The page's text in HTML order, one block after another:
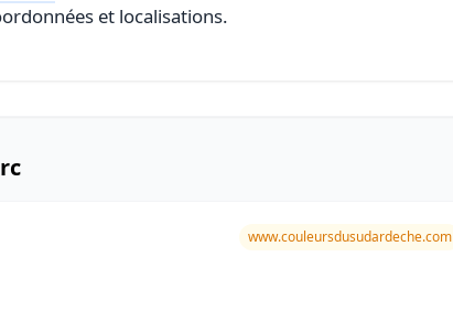
et localisations.
www.couleursdusudardeche.com